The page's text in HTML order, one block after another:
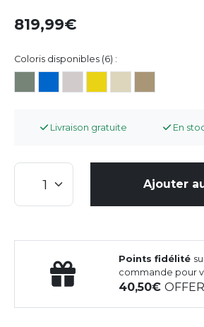
819,99
Coloris disponibles (6) :
Livraison gratuite En
Ajouter
Points fidélité
commande pour
40,50